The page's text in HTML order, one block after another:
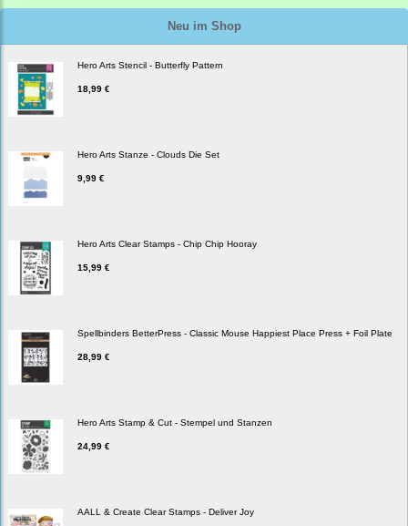
Neu im Shop
Hero Arts Stencil - Butterfly Pattern
18,99 €
Hero Arts Stanze - Clouds Die Set
9,99 €
Hero Arts Clear Stamps - Chip Chip Hooray
15,99 €
Spellbinders BetterPress - Classic Mouse Happiest Place Press + Foil Plate
28,99 €
Hero Arts Stamp & Cut - Stempel und Stanzen
24,99 €
AALL & Create Clear Stamps - Deliver Joy